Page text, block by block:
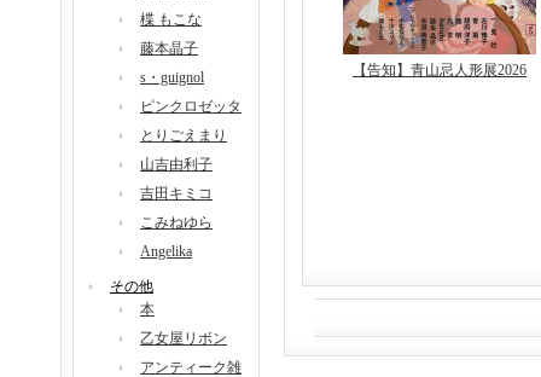
楪 もこな
藤本晶子
s・guignol
ピンクロゼッタ
とりごえまり
山吉由利子
吉田キミコ
こみねゆら
Angelika
その他
本
乙女屋リボン
アンティーク雑
【告知】青山忌人形展2026